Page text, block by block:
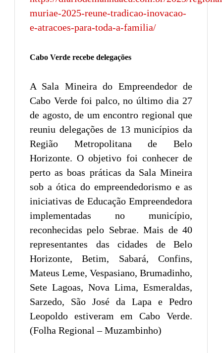
muriae-2025-reune-tradicao-inovacao-
e-atracoes-para-toda-a-familia/
Cabo Verde recebe delegações
A Sala Mineira do Empreendedor de
Cabo Verde foi palco, no último dia 27
de agosto, de um encontro regional que
reuniu delegações de 13 municípios da
Região Metropolitana de Belo
Horizonte. O objetivo foi conhecer de
perto as boas práticas da Sala Mineira
sob a ótica do empreendedorismo e as
iniciativas de Educação Empreendedora
implementadas no município,
reconhecidas pelo Sebrae. Mais de 40
representantes das cidades de Belo
Horizonte, Betim, Sabará, Confins,
Mateus Leme, Vespasiano, Brumadinho,
Sete Lagoas, Nova Lima, Esmeraldas,
Sarzedo, São José da Lapa e Pedro
Leopoldo estiveram em Cabo Verde.
(Folha Regional – Muzambinho)